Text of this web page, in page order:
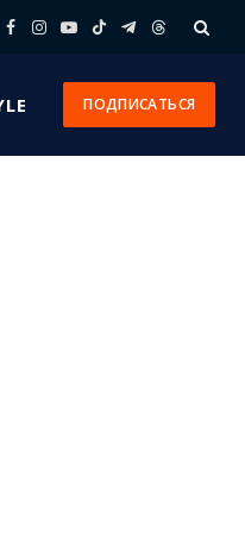
Facebook
Instagram
YouTube
TikTokTelegram
Threads
ПОДПИСАТЬСЯ